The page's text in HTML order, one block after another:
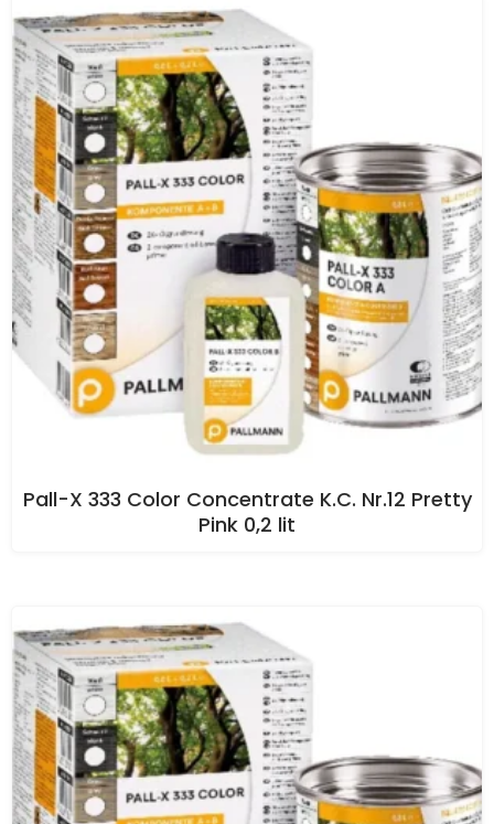
Pall-X 333 Color Concentrate K.C. Nr.12 Pretty
Pink 0,2 lit